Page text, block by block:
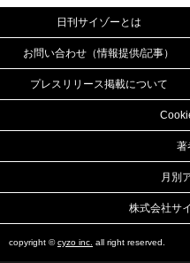
日刊サイゾーとは
お問い合わせ（情報提供/記事）
プレスリリース掲載について
著
月別
株式会社サ
copyright ©cyzo inc. all right reserved.